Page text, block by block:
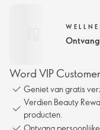
Word VIP
Geniet van gratis
Verdien Beauty
producten.
Ontvang